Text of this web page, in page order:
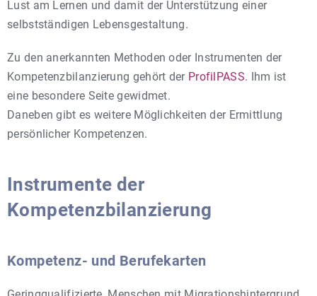
Lust am Lernen und damit der Unterstützung einer
selbstständigen Lebensgestaltung.
Zu den anerkannten Methoden oder Instrumenten der
Kompetenzbilanzierung gehört der ProfilPASS. Ihm ist
eine besondere Seite gewidmet.
Daneben gibt es weitere Möglichkeiten der Ermittlung
persönlicher Kompetenzen.
Instrumente der
Kompetenzbilanzierung
Kompetenz- und Berufekarten